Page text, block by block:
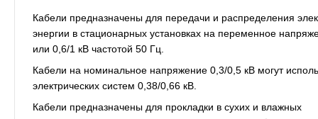
Кабели предназначены для передачи и распределения
энергии в стационарных установках на переменное
или 0,6/1 кВ частотой 50 Гц.
Кабели на номинальное напряжение 0,3/0,5 кВ могут
электрических систем 0,38/0,66 кВ.
Кабели предназначены для прокладки в сухих и влажных